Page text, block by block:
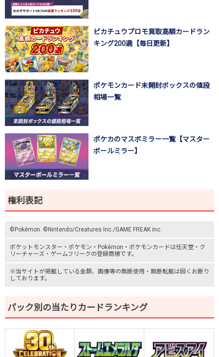
ピカチュウプロモ買取高額カードラン
キング200選【毎日更新】
ポケモンカード未開封ボックスの値段
相場一覧
ポケカのマスボミラー一覧【マスター
ボールミラー】
権利表記
©Pokémon. ©Nintendo/Creatures Inc./GAME FREAK inc.
ポケットモンスター ・ポケモン・Pokémon・ ポケモンカードは任天堂・ ク
リーチャーズ ・ ゲームフリークの登録商標です。
※当サイトが掲載している金額、画像等の無断使用・無断転載は固くお断り
しております。
パック別の当たりカードランキング